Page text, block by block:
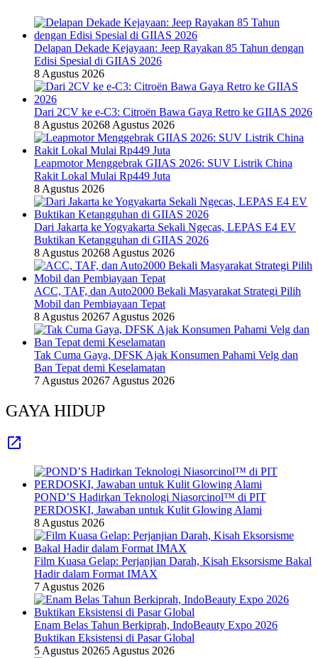
Delapan Dekade Kejayaan: Jeep Rayakan 85 Tahun dengan
Edisi Spesial di GIIAS 2026
8 Agustus 2026
Dari 2CV ke e-C3: Citroën Bawa Gaya Retro ke GIIAS 2026
8 Agustus 20268 Agustus 2026
Leapmotor Menggebrak GIIAS 2026: SUV Listrik China
Rakit Lokal Mulai Rp449 Juta
8 Agustus 2026
Dari Jakarta ke Yogyakarta Sekali Ngecas, LEPAS E4 EV
Buktikan Ketangguhan di GIIAS 2026
8 Agustus 20268 Agustus 2026
ACC, TAF, dan Auto2000 Bekali Masyarakat Strategi Pilih
Mobil dan Pembiayaan Tepat
8 Agustus 20267 Agustus 2026
Tak Cuma Gaya, DFSK Ajak Konsumen Pahami Velg dan
Ban Tepat demi Keselamatan
7 Agustus 20267 Agustus 2026
GAYA HIDUP
POND’S Hadirkan Teknologi Niasorcinol™ di PIT
PERDOSKI, Jawaban untuk Kulit Glowing Alami
8 Agustus 2026
Film Kuasa Gelap: Perjanjian Darah, Kisah Eksorsisme Bakal
Hadir dalam Format IMAX
7 Agustus 2026
Enam Belas Tahun Berkiprah, IndoBeauty Expo 2026
Buktikan Eksistensi di Pasar Global
5 Agustus 20265 Agustus 2026